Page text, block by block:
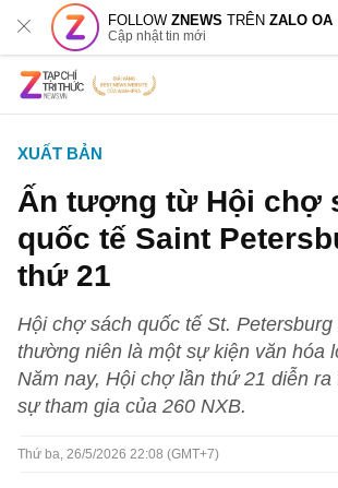
FOLLOWZNEWS TRÊNZALO OA
Cập nhật tin mới
XUẤT BẢN
Ấn tượng từ Hội chợ
quốc tế Saint
thứ 21
Hội chợ sách quốc tế St.
thường niên là một sự kiện văn hóa
Năm nay, Hội chợ lần thứ 21 diễn
sự tham gia của 260 NXB.
Thứ ba, 26/5/2026 22:08 (GMT+7)